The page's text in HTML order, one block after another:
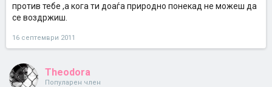
против тебе ,а кога ти доаѓа природно понекад не можеш да
се воздржиш.
16 септември 2011
Theodora
Популарен член